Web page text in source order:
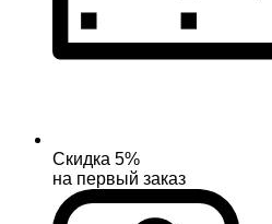
Скидка 5%
на первый заказ